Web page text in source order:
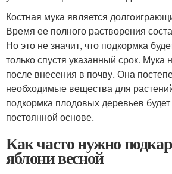
Костная мука является
Время ее полного растворения
Но это не значит, что подкормка
только спустя указанный срок. Мука
после внесения в почву. Она
необходимые вещества для
подкормка плодовых деревьев
постоянной основе.
Как часто нужно
яблони весной